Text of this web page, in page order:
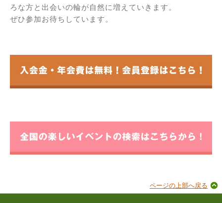
ろな方と出会いの輪が自然に増えていきます。
ぜひ参加お待ちしています。
ページの上部へ戻る